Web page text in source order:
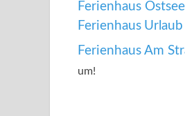
Ferienhaus Ostsee
Ferienhaus
Ferienhaus Am
um!